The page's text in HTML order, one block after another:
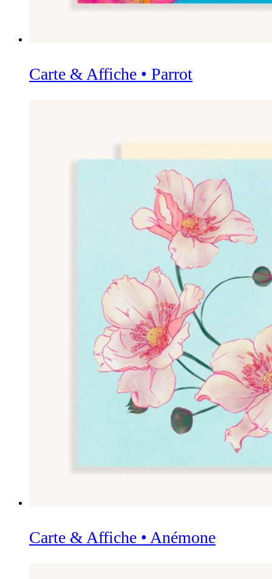
Carte & Affiche • Parrot
Carte & Affiche • Anémone